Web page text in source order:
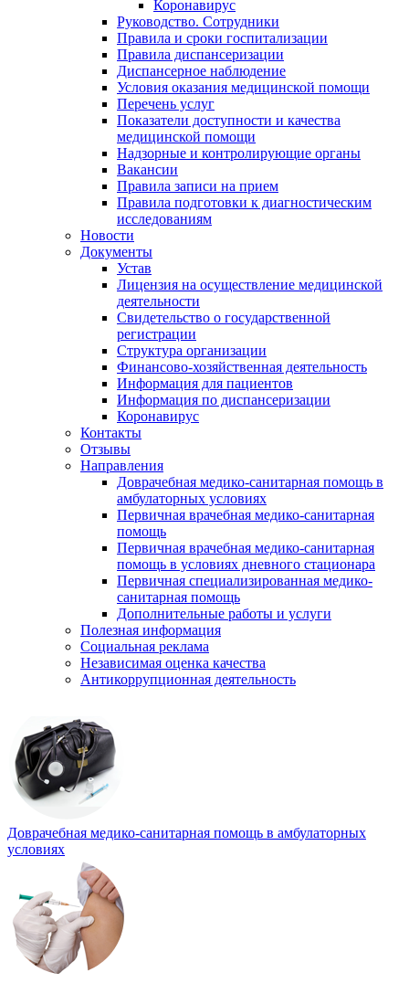
Коронавирус
Руководство. Сотрудники
Правила и сроки госпитализации
Правила диспансеризации
Диспансерное наблюдение
Условия оказания медицинской помощи
Перечень услуг
Показатели доступности и качества
медицинской помощи
Надзорные и контролирующие органы
Вакансии
Правила записи на прием
Правила подготовки к диагностическим
исследованиям
Новости
Документы
Устав
Лицензия на осуществление медицинской
деятельности
Свидетельство о государственной
регистрации
Структура организации
Финансово-хозяйственная деятельность
Информация для пациентов
Информация по диспансеризации
Коронавирус
Контакты
Отзывы
Направления
Доврачебная медико-санитарная помощь в
амбулаторных условиях
Первичная врачебная медико-санитарная
помощь
Первичная врачебная медико-санитарная
помощь в условиях дневного стационара
Первичная специализированная медико-
санитарная помощь
Дополнительные работы и услуги
Полезная информация
Социальная реклама
Независимая оценка качества
Антикоррупционная деятельность
Доврачебная медико-санитарная помощь в амбулаторных
условиях